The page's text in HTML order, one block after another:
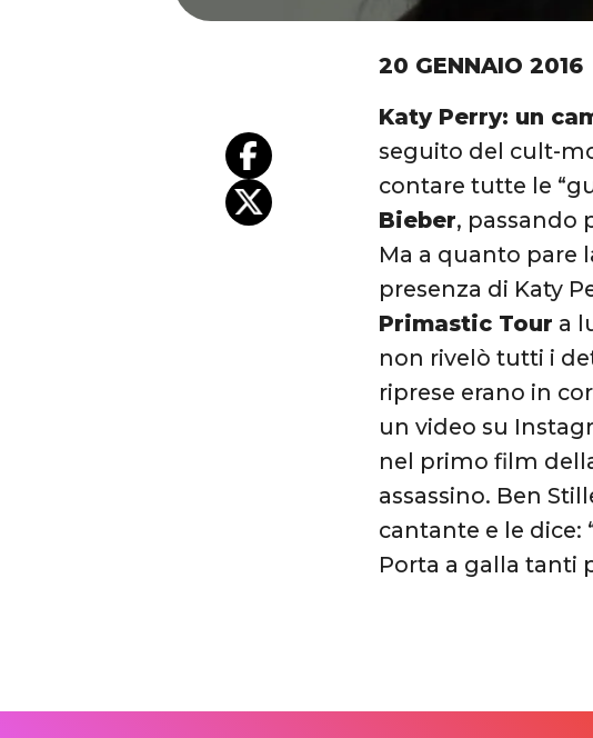
20 GENNAIO 2016
Katy Perry: un
seguito del cult-
contare tutte le
Bieber, passando
Ma a quanto pare
presenza di Katy
Primastic Tour a
non rivelò tutti i
riprese erano in
un video su
nel primo film
assassino. Ben
cantante e le dice:
Porta a galla tanti